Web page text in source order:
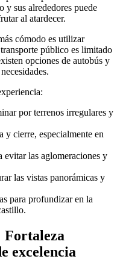
y sus alrededores puede
al atardecer.
cómodo es utilizar
público es limitado
opciones de autobús y
por terrenos irregulares y
y cierre, especialmente en
evitar las aglomeraciones y
las vistas panorámicas y
para profundizar en la
Fortaleza
excelencia